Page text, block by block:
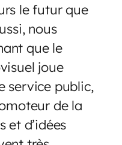
le futur que
nous
que le
joue
service public,
de la
et d’idées